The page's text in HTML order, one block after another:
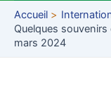
Accueil
Quelques
mars 2024